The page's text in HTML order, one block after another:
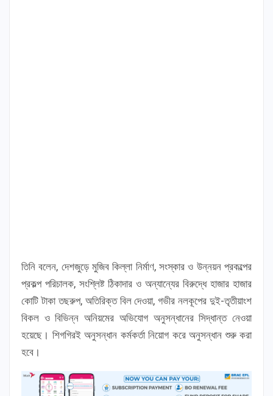
তিনি বলেন, দেশজুড়ে মুজিব কিল্লা নির্মাণ, সংস্কার ও উন্নয়ন প্রকল্পের
প্রকল্প পরিচালক, সংশ্লিষ্ট ঠিকাদার ও অন্যান্যের বিরুদ্ধে হাজার হাজার
কোটি টাকা তছরুপ, অতিরিক্ত বিল দেওয়া, গভীর নলকূপের দুই-তৃতীয়াংশ
বিকল ও বিভিন্ন অনিয়মের অভিযোগ অনুসন্ধানের সিদ্ধান্ত নেওয়া
হয়েছে। শিগগিরই অনুসন্ধান কর্মকর্তা নিয়োগ করে অনুসন্ধান শুরু করা
হবে।